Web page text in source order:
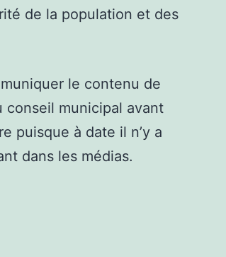
de la population et des
le contenu de
municipal avant
puisque à date il n’y a
dans les médias.